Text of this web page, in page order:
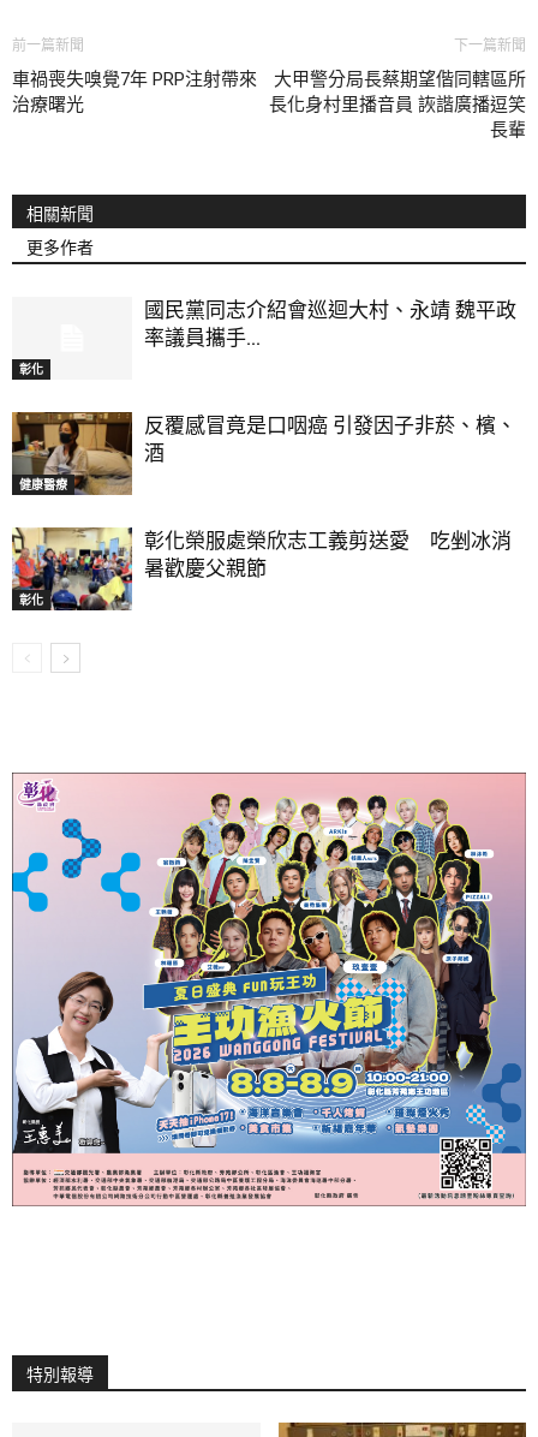
前一篇新聞
車禍喪失嗅覺7年 PRP注射帶來
治療曙光
下一篇新聞
大甲警分局長蔡期望偕同轄區所
長化身村里播音員 詼諧廣播逗笑
長輩
相關新聞
更多作者
彰化
國民黨同志介紹會巡迴大村、永靖 魏平政
率議員攜手...
健康醫療
反覆感冒竟是口咽癌 引發因子非菸、檳、
酒
彰化
彰化榮服處榮欣志工義剪送愛 吃剉冰消
暑歡慶父親節
特別報導